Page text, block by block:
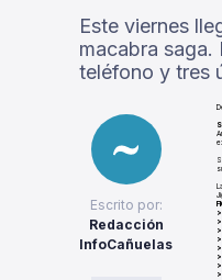
Este viernes
macabra
teléfono y tres
Escrito por:
Redacción
InfoCañuelas